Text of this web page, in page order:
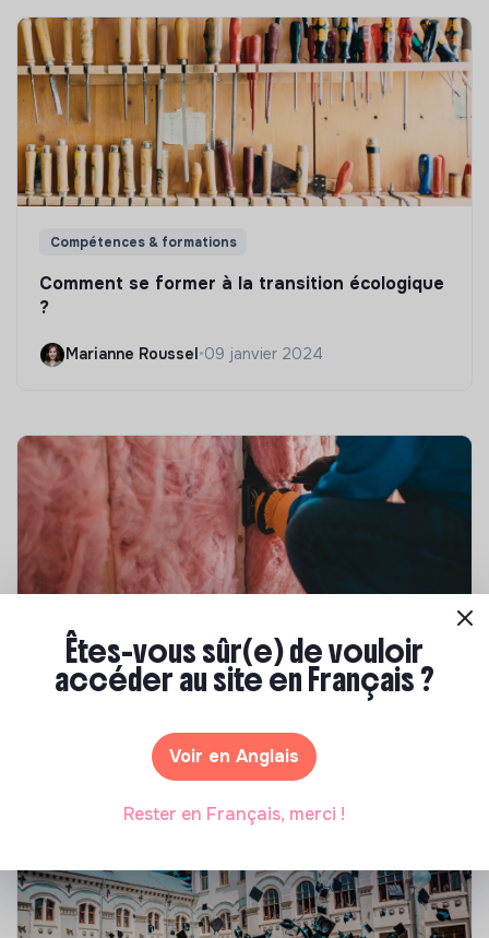
Compétences & formations
Comment se former à la transition écologique
?
Marianne Roussel •09 janvier 2024
Compétences & formations
Marianne Roussel 21 janvier 2025
Êtes-vous sûr(e) de vouloir
accéder au site en Français ?
Voir en Anglais
Rester en Français, merci !